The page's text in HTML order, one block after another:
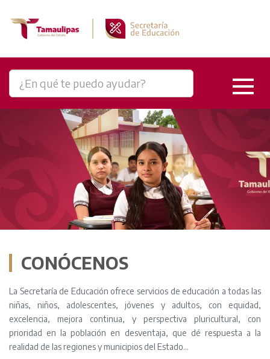
CONÓCENOS
La Secretaría de Educación ofrece servicios de educación a todas las
niñas, niños, adolescentes, jóvenes y adultos, con equidad,
excelencia, mejora continua, y perspectiva pluricultural, con
prioridad en la población en desventaja, que dé respuesta a la
realidad de las regiones y municipios del Estado…